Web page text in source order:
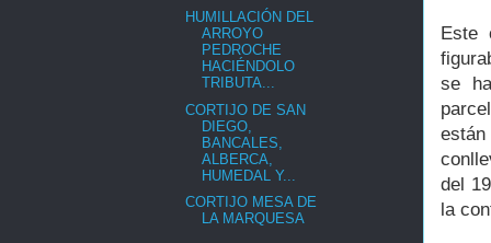
Este
se
del
la
HUMILLACIÓN DEL
ARROYO
PEDROCHE
HACIÉNDOLO
TRIBUTA...
CORTIJO DE SAN
DIEGO,
BANCALES,
ALBERCA,
HUMEDAL Y...
CORTIJO MESA DE
LA MARQUESA